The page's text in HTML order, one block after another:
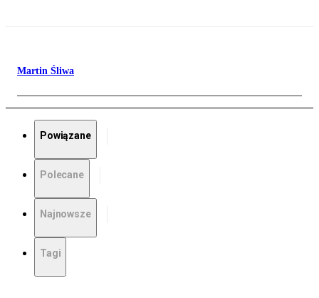
Martin Śliwa
Powiązane
Polecane
Najnowsze
Tagi